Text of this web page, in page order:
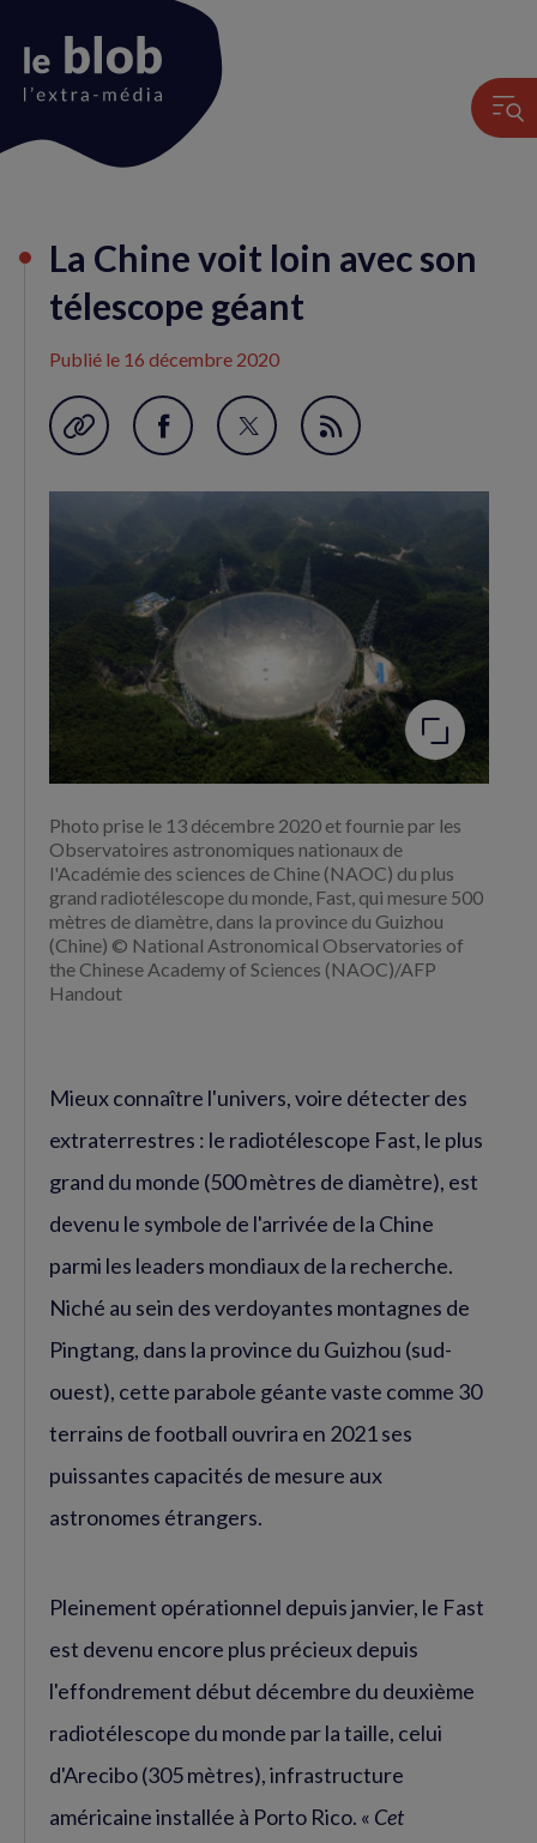
du
La Chine voit loin avec son
télescope géant
Publié le 16 décembre 2020
Garder en favori
Partager
(nouvelle
fenêtre)
Partager
Twitter
(nouvelle
fenêtre)
Flux
Agrandir
Photo prise le 13 décembre 2020 et fournie par les
Observatoires astronomiques nationaux de
l'Académie des sciences de Chine (NAOC) du plus
grand radiotélescope du monde, Fast, qui mesure 500
mètres de diamètre, dans la province du Guizhou
(Chine) © National Astronomical Observatories of
the Chinese Academy of Sciences (NAOC)/AFP
Handout
Mieux connaître l'univers, voire détecter des
extraterrestres : le radiotélescope Fast, le plus
grand du monde (500 mètres de diamètre), est
devenu le symbole de l'arrivée de la Chine
parmi les leaders mondiaux de la recherche.
Niché au sein des verdoyantes montagnes de
Pingtang, dans la province du Guizhou (sud-
ouest), cette parabole géante vaste comme 30
terrains de football ouvrira en 2021 ses
puissantes capacités de mesure aux
astronomes étrangers.
Pleinement opérationnel depuis janvier, le Fast
est devenu encore plus précieux depuis
l'effondrement début décembre du deuxième
radiotélescope du monde par la taille, celui
d'Arecibo (305 mètres), infrastructure
américaine installée à Porto Rico. « Cet